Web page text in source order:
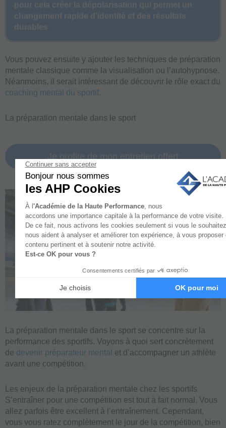
pour cela créer la dépolarisation qui permet un
changement rapide d’identité et des résultats
durables
Vous pouvez ensuite y ajouter les techniques de préparation
mentale classique comme la visualisation ou l’autohypnose.
Néanmoins, il serait intéressant de découvrir le rôle exact du
coaching mental du sportif.
La préparation mentale dans le sport
Je profite de mon entretien offert
La préparation mentale dans le sport se concentre sur la
performance des sportifs. Voyons à quoi sert concrètement
de devenir préparateur mental et d’accompagner un athlète
avant une compétition.
Les enjeux de la préparation mentale chez les sportifs
S’entraîner pour une compétition est tout à fait normal. Vous
allez parfois être excellent à l’entraînement. Cependant,
vous vous ratez complètement le jour de la compétition, bien